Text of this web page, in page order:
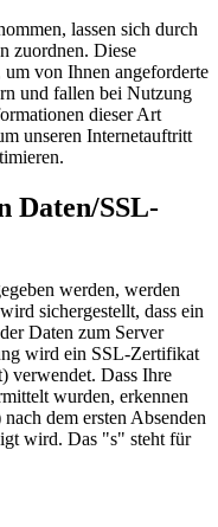
lassen sich durch
zuordnen. Diese
von Ihnen angeforderte
und fallen bei Nutzung
dieser Art
unseren Internetauftritt
Daten/SSL-
werden, werden
sichergestellt, dass ein
Daten zum Server
wird ein SSL-Zertifikat
verwendet. Dass Ihre
wurden, erkennen
dem ersten Absenden
wird. Das "s" steht für